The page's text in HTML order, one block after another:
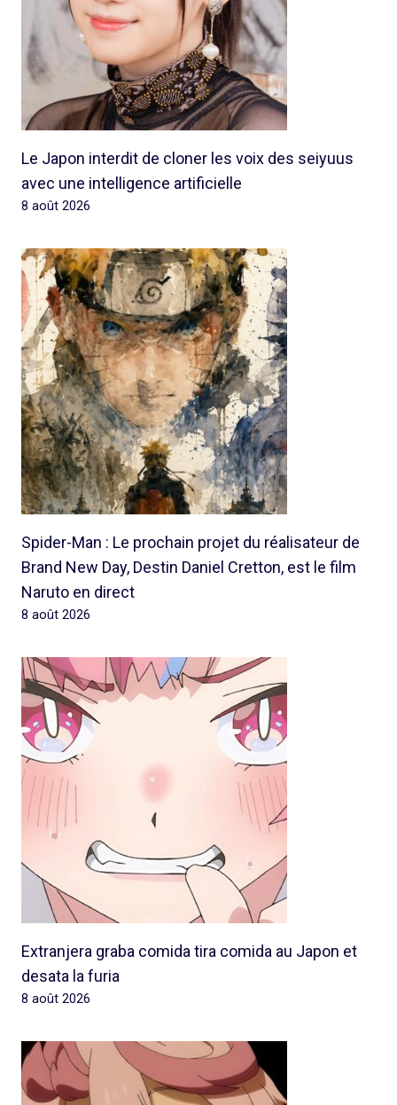
Le Japon interdit de cloner les voix des seiyuus
avec une intelligence artificielle
8 août 2026
Spider-Man : Le prochain projet du réalisateur de
Brand New Day, Destin Daniel Cretton, est le film
Naruto en direct
8 août 2026
Extranjera graba comida tira comida au Japon et
desata la furia
8 août 2026